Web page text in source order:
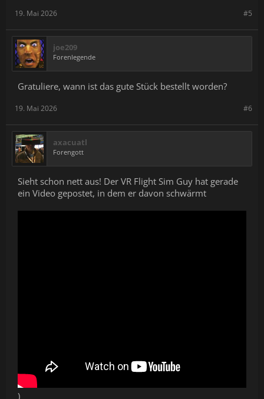
#5
19. Mai 2026
joe209
Forenlegende
Gratuliere, wann ist das gute Stück bestellt worden?
#6
19. Mai 2026
axacuatl
Forengott
Sieht schon nett aus! Der VR Flight Sim Guy hat gerade
ein Video gepostet, in dem er davon schwärmt
)